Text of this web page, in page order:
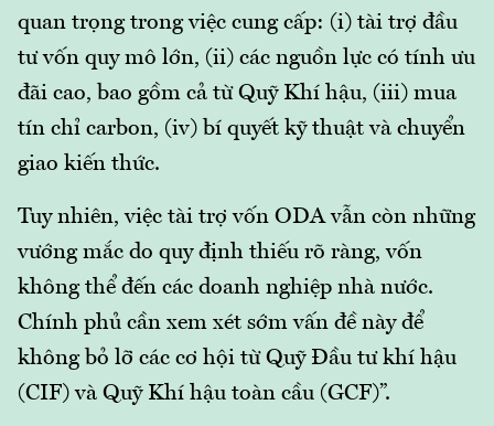
quan trọng trong việc cung cấp: (i) tài trợ đầu
tư vốn quy mô lớn, (ii) các nguồn lực có tính ưu
đãi cao, bao gồm cả từ Quỹ Khí hậu, (iii) mua
tín chỉ carbon, (iv) bí quyết kỹ thuật và chuyển
giao kiến ​​thức.
Tuy nhiên, việc tài trợ vốn ODA vẫn còn những
vướng mắc do quy định thiếu rõ ràng, vốn
không thể đến các doanh nghiệp nhà nước.
Chính phủ cần xem xét sớm vấn đề này để
không bỏ lỡ các cơ hội từ Quỹ Đầu tư khí hậu
(CIF) và Quỹ Khí hậu toàn cầu (GCF)”.